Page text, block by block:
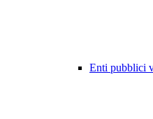
Enti pubblici